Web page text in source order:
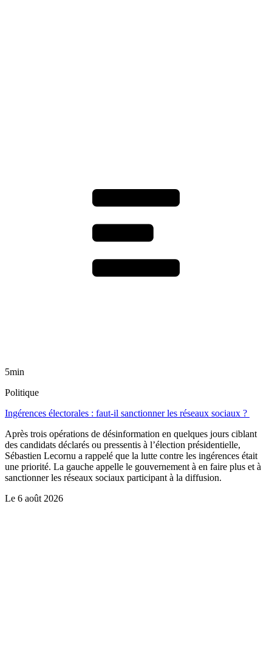
5min
Politique
Ingérences électorales : faut-il sanctionner les réseaux sociaux ?
Après trois opérations de désinformation en quelques jours ciblant
des candidats déclarés ou pressentis à l’élection présidentielle,
Sébastien Lecornu a rappelé que la lutte contre les ingérences était
une priorité. La gauche appelle le gouvernement à en faire plus et à
sanctionner les réseaux sociaux participant à la diffusion.
Le 6 août 2026